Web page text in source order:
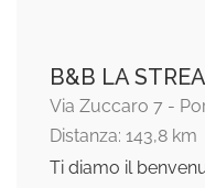
B&B LA STREA
Via Zuccaro 7 -
Distanza: 143,8 km
Ti diamo il